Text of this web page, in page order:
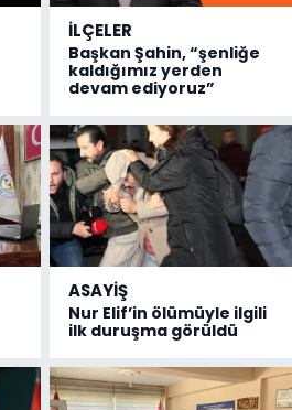
İLÇELER
Başkan Şahin, “şenliğe
kaldığımız yerden
devam ediyoruz”
ASAYİŞ
Nur Elif’in ölümüyle ilgili
ilk duruşma görüldü